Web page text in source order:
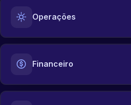
Operações
Financeiro